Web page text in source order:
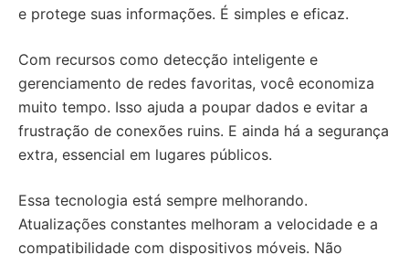
e protege suas informações. É simples e eficaz.
Com recursos como detecção inteligente e
gerenciamento de redes favoritas, você economiza
muito tempo. Isso ajuda a poupar dados e evitar a
frustração de conexões ruins. E ainda há a segurança
extra, essencial em lugares públicos.
Essa tecnologia está sempre melhorando.
Atualizações constantes melhoram a velocidade e a
compatibilidade com dispositivos móveis. Não